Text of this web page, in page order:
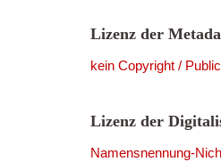
Lizenz der
kein Copyright /
Lizenz der
Namensnennung-